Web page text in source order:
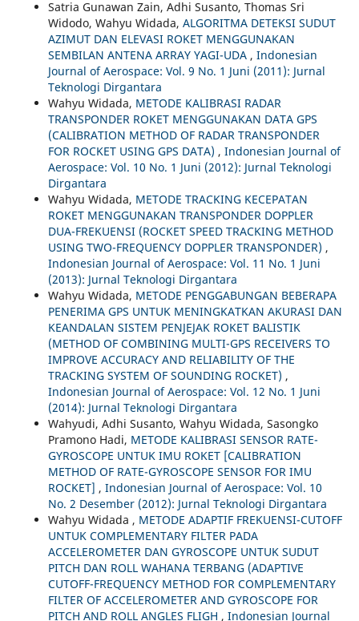
Satria Gunawan Zain, Adhi Susanto, Thomas Sri
Widodo, Wahyu Widada, ALGORITMA DETEKSI SUDUT
AZIMUT DAN ELEVASI ROKET MENGGUNAKAN
SEMBILAN ANTENA ARRAY YAGI-UDA , Indonesian
Journal of Aerospace: Vol. 9 No. 1 Juni (2011): Jurnal
Teknologi Dirgantara
Wahyu Widada, METODE KALIBRASI RADAR
TRANSPONDER ROKET MENGGUNAKAN DATA GPS
(CALIBRATION METHOD OF RADAR TRANSPONDER
FOR ROCKET USING GPS DATA) , Indonesian Journal of
Aerospace: Vol. 10 No. 1 Juni (2012): Jurnal Teknologi
Dirgantara
Wahyu Widada, METODE TRACKING KECEPATAN
ROKET MENGGUNAKAN TRANSPONDER DOPPLER
DUA-FREKUENSI (ROCKET SPEED TRACKING METHOD
USING TWO-FREQUENCY DOPPLER TRANSPONDER) ,
Indonesian Journal of Aerospace: Vol. 11 No. 1 Juni
(2013): Jurnal Teknologi Dirgantara
Wahyu Widada, METODE PENGGABUNGAN BEBERAPA
PENERIMA GPS UNTUK MENINGKATKAN AKURASI DAN
KEANDALAN SISTEM PENJEJAK ROKET BALISTIK
(METHOD OF COMBINING MULTI-GPS RECEIVERS TO
IMPROVE ACCURACY AND RELIABILITY OF THE
TRACKING SYSTEM OF SOUNDING ROCKET) ,
Indonesian Journal of Aerospace: Vol. 12 No. 1 Juni
(2014): Jurnal Teknologi Dirgantara
Wahyudi, Adhi Susanto, Wahyu Widada, Sasongko
Pramono Hadi, METODE KALIBRASI SENSOR RATE-
GYROSCOPE UNTUK IMU ROKET [CALIBRATION
METHOD OF RATE-GYROSCOPE SENSOR FOR IMU
ROCKET] , Indonesian Journal of Aerospace: Vol. 10
No. 2 Desember (2012): Jurnal Teknologi Dirgantara
Wahyu Widada , METODE ADAPTIF FREKUENSI-CUTOFF
UNTUK COMPLEMENTARY FILTER PADA
ACCELEROMETER DAN GYROSCOPE UNTUK SUDUT
PITCH DAN ROLL WAHANA TERBANG (ADAPTIVE
CUTOFF-FREQUENCY METHOD FOR COMPLEMENTARY
FILTER OF ACCELEROMETER AND GYROSCOPE FOR
PITCH AND ROLL ANGLES FLIGH , Indonesian Journal